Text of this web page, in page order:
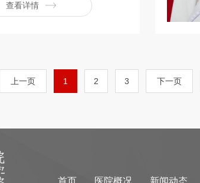
查看详情
上一页 1 2 3 下一页
首页 医院概况 新闻动态